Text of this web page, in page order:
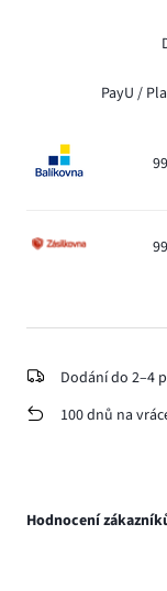
PayU /
Dodání do 2–4
100 dnů na
Hodnocení